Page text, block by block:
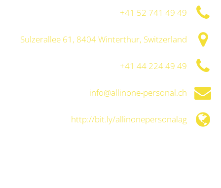
+41 52 741 49 49
Sulzerallee 61, 8404 Winterthur, Switzerland
+41 44 224 49 49
info@allinone-personal.ch
http://bit.ly/allinonepersonalag